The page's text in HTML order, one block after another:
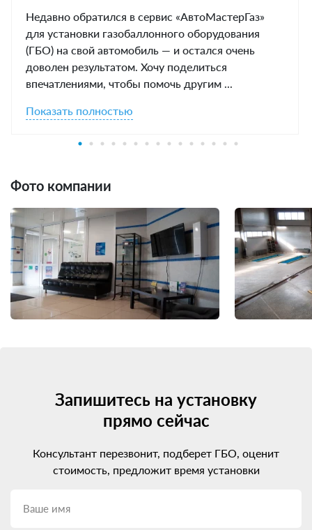
Недавно обратился в сервис «АвтоМастерГаз»
для установки газобаллонного оборудования
(ГБО) на свой автомобиль — и остался очень
доволен результатом. Хочу поделиться
впечатлениями, чтобы помочь другим ...
Показать полностью
Фото компании
Запишитесь на установку
прямо сейчас
Консультант перезвонит, подберет ГБО, оценит
стоимость, предложит время установки